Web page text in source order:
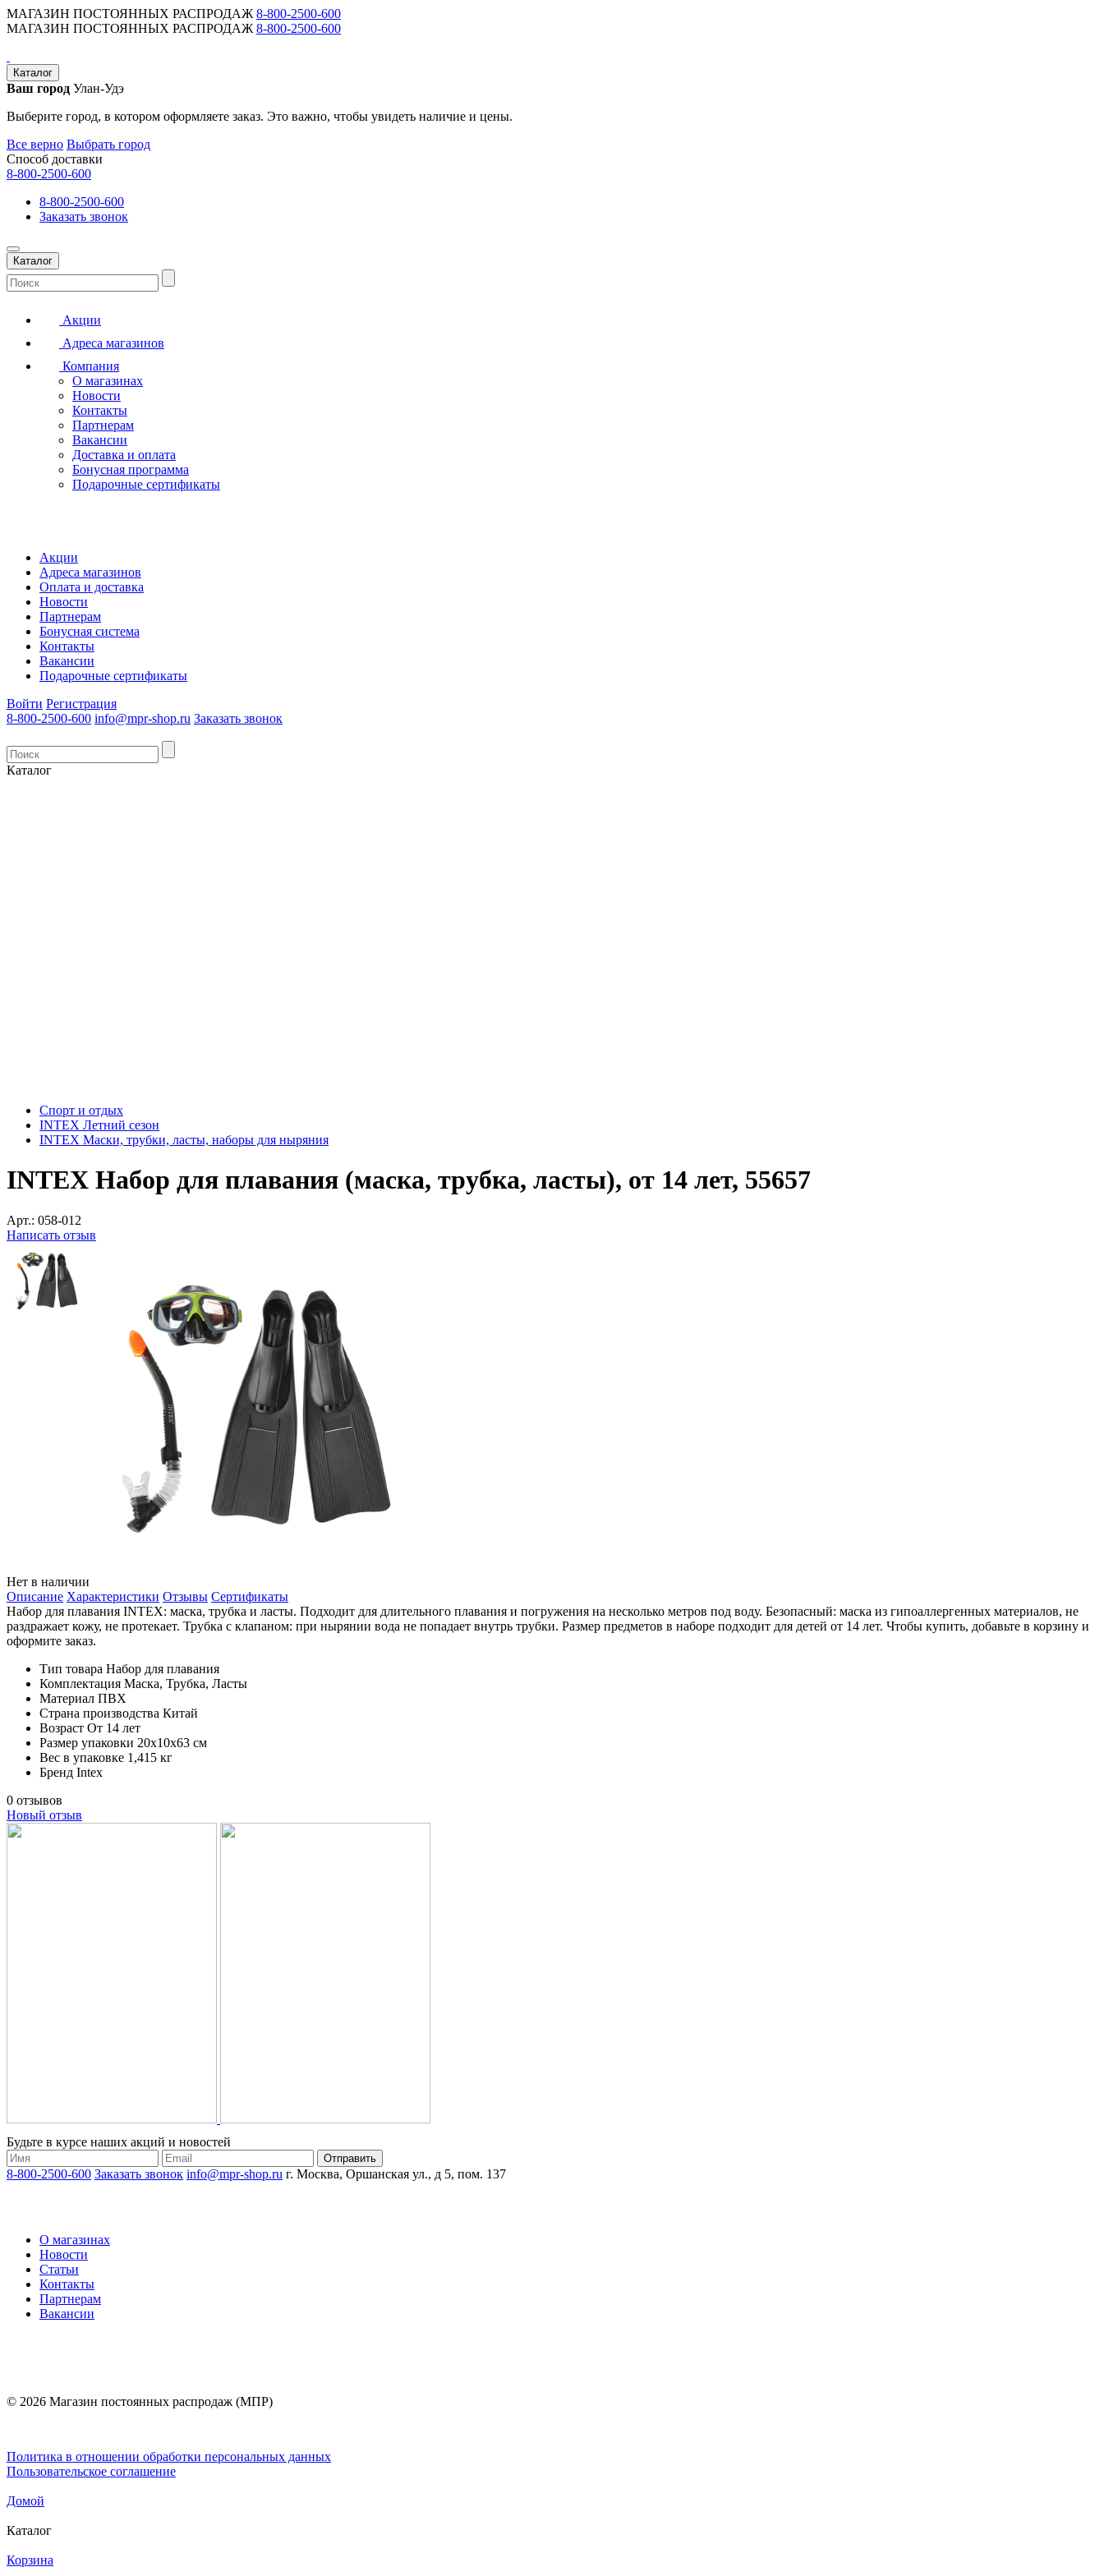
МАГАЗИН ПОСТОЯННЫХ РАСПРОДАЖ 8-800-2500-600
МАГАЗИН ПОСТОЯННЫХ РАСПРОДАЖ 8-800-2500-600
Каталог
Ваш город Улан-Удэ
Выберите город, в котором оформляете заказ. Это важно, чтобы увидеть наличие и цены.
Все верно Выбрать город
Способ доставки
8-800-2500-600
8-800-2500-600
Заказать звонок
Каталог
Акции
Адреса магазинов
Компания
О магазинах
Новости
Контакты
Партнерам
Вакансии
Доставка и оплата
Бонусная программа
Подарочные сертификаты
Акции
Адреса магазинов
Оплата и доставка
Новости
Партнерам
Бонусная система
Контакты
Вакансии
Подарочные сертификаты
Войти Регистрация
8-800-2500-600 info@mpr-shop.ru Заказать звонок
Каталог
Спорт и отдых
INTEX Летний сезон
INTEX Маски, трубки, ласты, наборы для ныряния
INTEX Набор для плавания (маска, трубка, ласты), от 14 лет, 55657
Арт.: 058-012
Написать отзыв
Нет в наличии
Описание Характеристики Отзывы Сертификаты
Набор для плавания INTEX: маска, трубка и ласты. Подходит для длительного плавания и погружения на несколько метров под воду. Безопасный: маска из гипоаллергенных материалов, не
раздражает кожу, не протекает. Трубка с клапаном: при нырянии вода не попадает внутрь трубки. Размер предметов в наборе подходит для детей от 14 лет. Чтобы купить, добавьте в корзину и
оформите заказ.
Тип товара Набор для плавания
Комплектация Маска, Трубка, Ласты
Материал ПВХ
Страна производства Китай
Возраст От 14 лет
Размер упаковки 20х10х63 см
Вес в упаковке 1,415 кг
Бренд Intex
0 отзывов
Новый отзыв
Будьте в курсе наших акций и новостей
8-800-2500-600 Заказать звонок info@mpr-shop.ru г. Москва, Оршанская ул., д 5, пом. 137
О магазинах
Новости
Статьи
Контакты
Партнерам
Вакансии
© 2026 Магазин постоянных распродаж (МПР)
Политика в отношении обработки персональных данных
Пользовательское соглашение
Домой
Каталог
Корзина